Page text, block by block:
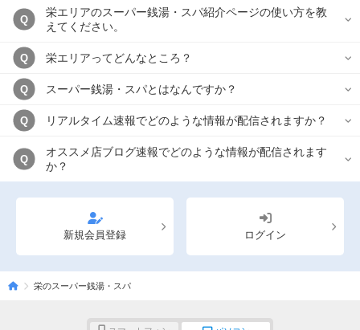
Q
栄エリアのスーパー銭湯・スパ紹介ページの使い方を教
えてください。
Q 栄エリアってどんなところ？
Q スーパー銭湯・スパとはなんですか？
Q リアルタイム速報でどのような情報が配信されますか？
Q
オススメ店ブログ速報でどのような情報が配信されます
か？
新規会員登録 ログイン
栄のスーパー銭湯・スパ